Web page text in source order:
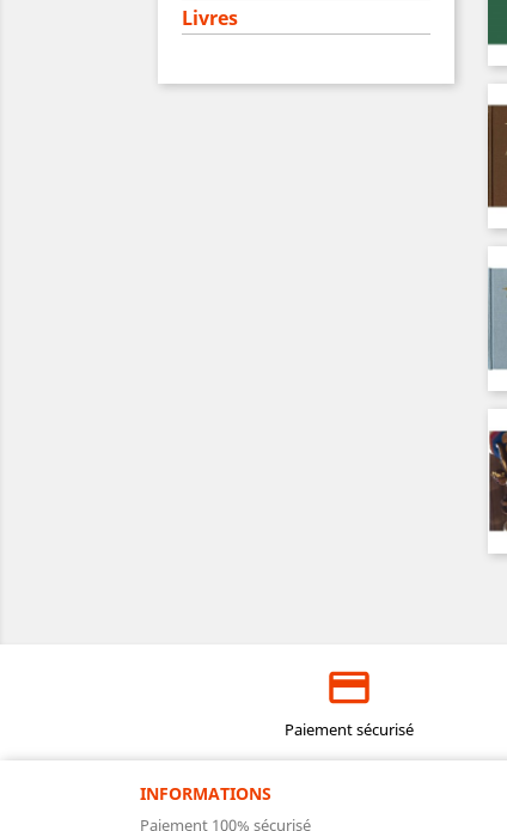
Livres
Paiement sécurisé
INFORMATIONS
Paiement 100% sécurisé